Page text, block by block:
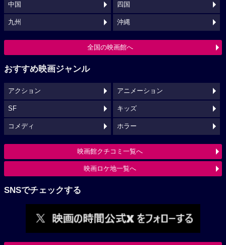
中国 四国
九州 沖縄
全国の映画館へ
おすすめ映画ジャンル
アクション アニメーション
SF キッズ
コメディ ホラー
映画館クチコミ一覧へ
映画ロケ地一覧へ
SNSでチェックする